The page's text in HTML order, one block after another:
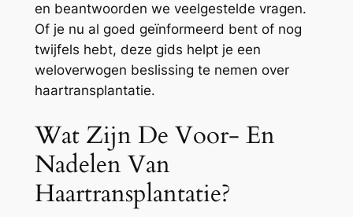
en beantwoorden we veelgestelde vragen.
Of je nu al goed geïnformeerd bent of nog
twijfels hebt, deze gids helpt je een
weloverwogen beslissing te nemen over
haartransplantatie.
Wat Zijn De Voor- En
Nadelen Van
Haartransplantatie?